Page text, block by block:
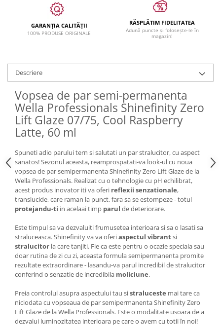
GARANȚIA CALITĂȚII
100% PRODUSE ORIGINALE
RĂSPLĂTIM FIDELITATEA
Adună puncte și folosește-le în
magazin!
Descriere
Vopsea de par semi-permanenta
Wella Professionals Shinefinity Zero
Lift Glaze 07/75, Cool Raspberry
Latte, 60 ml
Spuneti adio parului tern si salutati un par stralucitor, cu aspect
sanatos! Sezonul aceasta, reamprospatati-va look-ul cu noua
vopsea de par semipermanenta Shinefinity Zero Lift Glaze de la
Wella Professionals. Realizat cu o tehnologie cu pH echilibrat,
acest produs inovator iti va oferi reflexii senzationale,
translucide, care raman la punct, fara sa se estompeze - totul
protejandu-ti in acelaai timp parul de deteriorare.
Este timpul sa va dezvaluiti frumusetea interioara si sa o lasati sa
straluceasca. Shinefinity va va oferiaspectul vibrantsi
stralucitor la care tanjiti. Fie ca este pentru o ocazie speciala sau
doar rutina de zi cu zi, aceasta formula semipermanenta promite
rezultate extraordinare - lasandu-va parul incredibil de stralucitor
conferind o senzatie de incredibila moliciune.
Preia controlul asupra aspectului tau sistraluceste mai tare ca
niciodata cu vopseaua de par semipermanenta Shinefinity Zero
Lift Glaze de la Wella Professionals. Este o modalitate usoara de a
dezvalui luminozitatea interioara pe care o avem cu totii în noi!